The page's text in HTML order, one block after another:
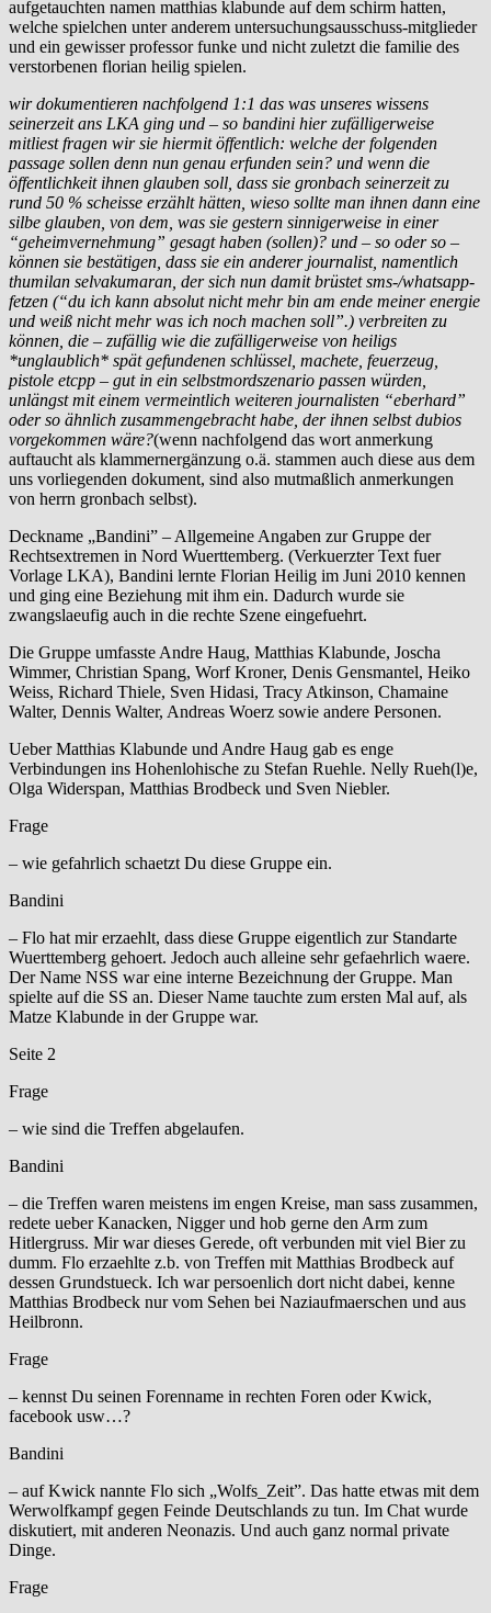
aufgetauchten namen matthias klabunde auf dem schirm hatten,
welche spielchen unter anderem untersuchungsausschuss-mitglieder
und ein gewisser professor funke und nicht zuletzt die familie des
verstorbenen florian heilig spielen.
wir dokumentieren nachfolgend 1:1 das was unseres wissens
seinerzeit ans LKA ging und – so bandini hier zufälligerweise
mitliest fragen wir sie hiermit öffentlich: welche der folgenden
passage sollen denn nun genau erfunden sein? und wenn die
öffentlichkeit ihnen glauben soll, dass sie gronbach seinerzeit zu
rund 50 % scheisse erzählt hätten, wieso sollte man ihnen dann eine
silbe glauben, von dem, was sie gestern sinnigerweise in einer
“geheimvernehmung” gesagt haben (sollen)? und – so oder so –
können sie bestätigen, dass sie ein anderer journalist, namentlich
thumilan selvakumaran, der sich nun damit brüstet sms-/whatsapp-
fetzen (“du ich kann absolut nicht mehr bin am ende meiner energie
und weiß nicht mehr was ich noch machen soll”.) verbreiten zu
können, die – zufällig wie die zufälligerweise von heiligs
*unglaublich* spät gefundenen schlüssel, machete, feuerzeug,
pistole etcpp – gut in ein selbstmordszenario passen würden,
unlängst mit einem vermeintlich weiteren journalisten “eberhard”
oder so ähnlich zusammengebracht habe, der ihnen selbst dubios
vorgekommen wäre?(wenn nachfolgend das wort anmerkung
auftaucht als klammernergänzung o.ä. stammen auch diese aus dem
uns vorliegenden dokument, sind also mutmaßlich anmerkungen
von herrn gronbach selbst).
Deckname „Bandini” – Allgemeine Angaben zur Gruppe der
Rechtsextremen in Nord Wuerttemberg. (Verkuerzter Text fuer
Vorlage LKA), Bandini lernte Florian Heilig im Juni 2010 kennen
und ging eine Beziehung mit ihm ein. Dadurch wurde sie
zwangslaeufig auch in die rechte Szene eingefuehrt.
Die Gruppe umfasste Andre Haug, Matthias Klabunde, Joscha
Wimmer, Christian Spang, Worf Kroner, Denis Gensmantel, Heiko
Weiss, Richard Thiele, Sven Hidasi, Tracy Atkinson, Chamaine
Walter, Dennis Walter, Andreas Woerz sowie andere Personen.
Ueber Matthias Klabunde und Andre Haug gab es enge
Verbindungen ins Hohenlohische zu Stefan Ruehle. Nelly Rueh(l)e,
Olga Widerspan, Matthias Brodbeck und Sven Niebler.
Frage
– wie gefahrlich schaetzt Du diese Gruppe ein.
Bandini
– Flo hat mir erzaehlt, dass diese Gruppe eigentlich zur Standarte
Wuerttemberg gehoert. Jedoch auch alleine sehr gefaehrlich waere.
Der Name NSS war eine interne Bezeichnung der Gruppe. Man
spielte auf die SS an. Dieser Name tauchte zum ersten Mal auf, als
Matze Klabunde in der Gruppe war.
Seite 2
Frage
– wie sind die Treffen abgelaufen.
Bandini
– die Treffen waren meistens im engen Kreise, man sass zusammen,
redete ueber Kanacken, Nigger und hob gerne den Arm zum
Hitlergruss. Mir war dieses Gerede, oft verbunden mit viel Bier zu
dumm. Flo erzaehlte z.b. von Treffen mit Matthias Brodbeck auf
dessen Grundstueck. Ich war persoenlich dort nicht dabei, kenne
Matthias Brodbeck nur vom Sehen bei Naziaufmaerschen und aus
Heilbronn.
Frage
– kennst Du seinen Forenname in rechten Foren oder Kwick,
facebook usw…?
Bandini
– auf Kwick nannte Flo sich „Wolfs_Zeit”. Das hatte etwas mit dem
Werwolfkampf gegen Feinde Deutschlands zu tun. Im Chat wurde
diskutiert, mit anderen Neonazis. Und auch ganz normal private
Dinge.
Frage